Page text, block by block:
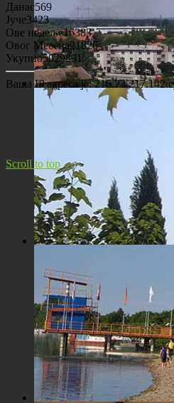
Панорама Костолца
Данас569
Јуче3423
Ове недеље16383
Овог Месеца21826
Укупно5029891
Ваша IP адреса је: 216.73.217.142
Scroll to top